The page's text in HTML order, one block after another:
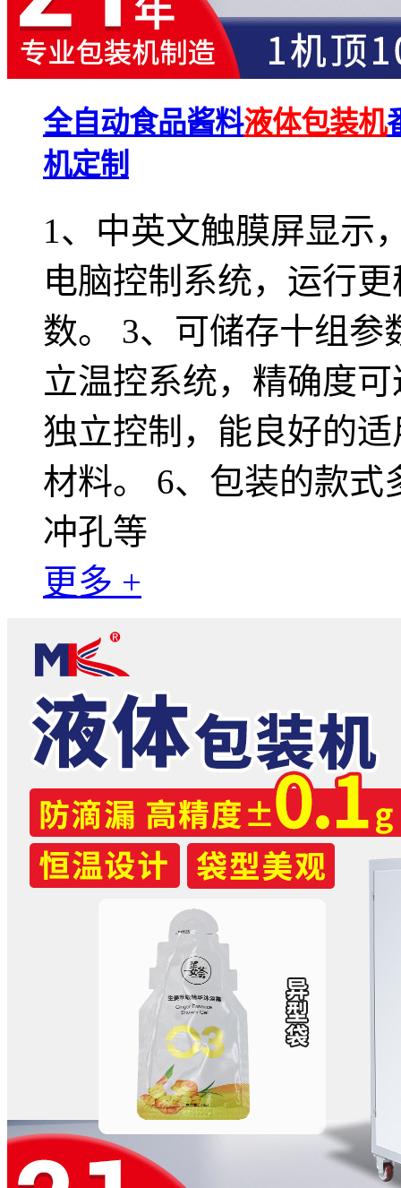
全自动食品酱料液体包装机
机定制
1、中英文触膜屏显示
电脑控制系统，运行
数。 3、可储存十组参
立温控系统，精确度
独立控制，能良好的
材料。 6、包装的款
冲孔等
更多 +